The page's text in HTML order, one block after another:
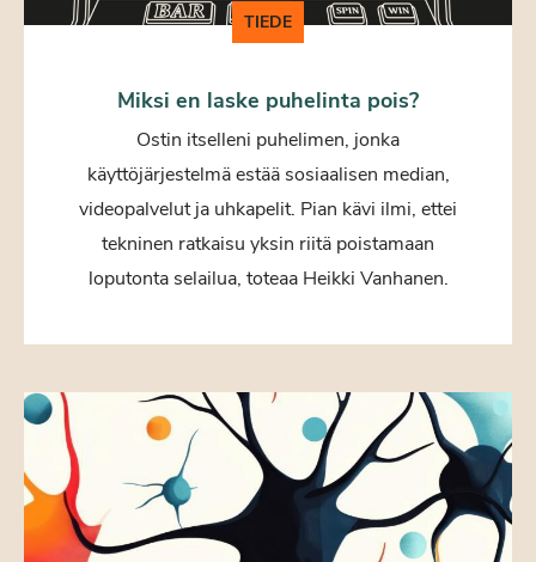
TIEDE
Miksi en laske puhelinta pois?
Ostin itselleni puhelimen, jonka
käyttöjärjestelmä estää sosiaalisen median,
videopalvelut ja uhkapelit. Pian kävi ilmi, ettei
tekninen ratkaisu yksin riitä poistamaan
loputonta selailua, toteaa Heikki Vanhanen.